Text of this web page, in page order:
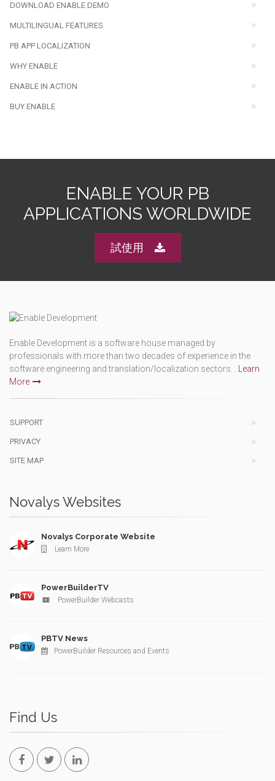
DOWNLOAD ENABLE DEMO
MULTILINGUAL FEATURES
PB APP LOCALIZATION
WHY ENABLE
ENABLE IN ACTION
BUY ENABLE
ENABLE YOUR PB
APPLICATIONS WORLDWIDE
試使用
Enable Development is a software house managed by
professionals with more than two decades of experience in the
software engineering and translation/localization sectors. .
Learn
More
SUPPORT
PRIVACY
SITE MAP
Novalys Websites
Novalys Corporate Website
Learn More
PowerBuilderTV
PowerBuilder Webcasts
PBTV News
PowerBuilder Resources and Events
Find Us